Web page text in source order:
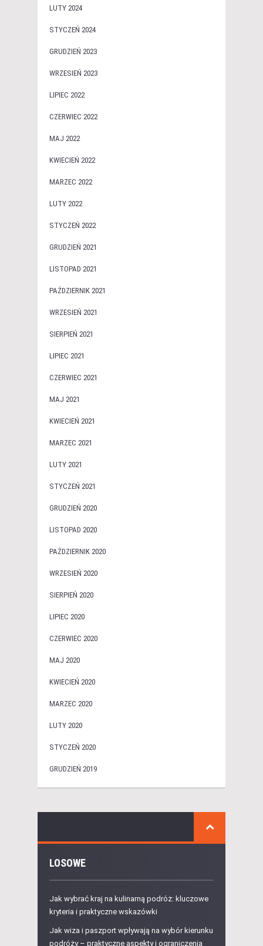
LUTY 2024
STYCZEŃ 2024
GRUDZIEŃ 2023
WRZESIEŃ 2023
LIPIEC 2022
CZERWIEC 2022
MAJ 2022
KWIECIEŃ 2022
MARZEC 2022
LUTY 2022
STYCZEŃ 2022
GRUDZIEŃ 2021
LISTOPAD 2021
PAŹDZIERNIK 2021
WRZESIEŃ 2021
SIERPIEŃ 2021
LIPIEC 2021
CZERWIEC 2021
MAJ 2021
KWIECIEŃ 2021
MARZEC 2021
LUTY 2021
STYCZEŃ 2021
GRUDZIEŃ 2020
LISTOPAD 2020
PAŹDZIERNIK 2020
WRZESIEŃ 2020
SIERPIEŃ 2020
LIPIEC 2020
CZERWIEC 2020
MAJ 2020
KWIECIEŃ 2020
MARZEC 2020
LUTY 2020
STYCZEŃ 2020
GRUDZIEŃ 2019
LOSOWE
Jak wybrać kraj na kulinarną podróż: kluczowe
kryteria i praktyczne wskazówki
Jak wiza i paszport wpływają na wybór kierunku
podróży – praktyczne aspekty i ograniczenia